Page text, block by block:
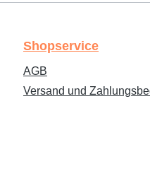
Shopservice
AGB
Versand und